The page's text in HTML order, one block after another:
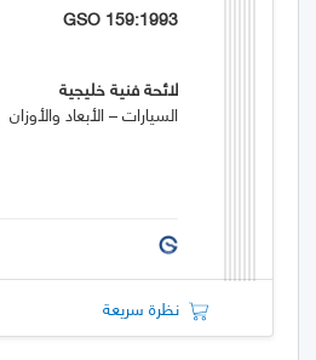
GSO 159:1993
لائحة فنية خليجية
السيارات – الأبعاد والأوزان
نظرة سريعة